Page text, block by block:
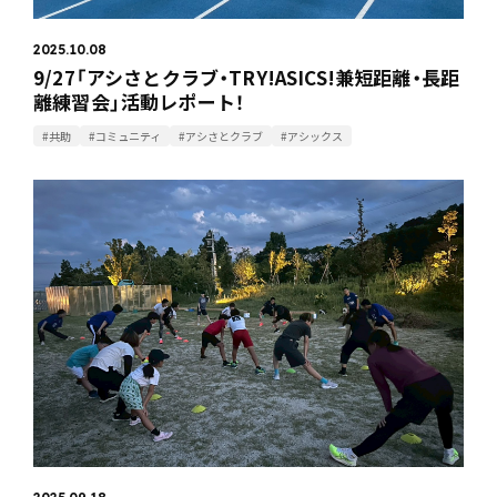
2025.10.08
9/27「アシさとクラブ・TRY!ASICS!兼短距離・長距
離練習会」活動レポート！
#共助 #コミュニティ #アシさとクラブ #アシックス